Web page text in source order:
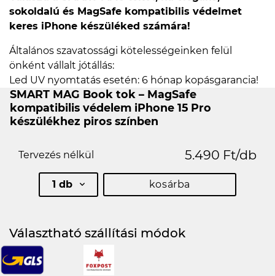
sokoldalú és MagSafe kompatibilis védelmet
keres iPhone készüléked számára!
Általános szavatossági kötelességeinken felül
önként vállalt jótállás:
Led UV nyomtatás esetén: 6 hónap kopásgarancia!
SMART MAG Book tok – MagSafe
kompatibilis védelem iPhone 15 Pro
készülékhez piros színben
Tervezés nélkül 5.490 Ft/db
1 db kosárba
Választható szállítási módok